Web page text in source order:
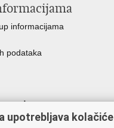
informacijama
podataka
poslova
upotrebljava kolačiće